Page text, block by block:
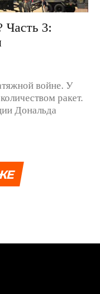
3:
войне. У
ракет.
Дональда